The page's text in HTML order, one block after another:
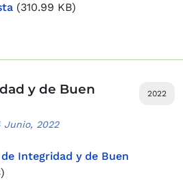
(310.99 KB)
2022
y de Buen
Junio, 2022
Integridad y de Buen